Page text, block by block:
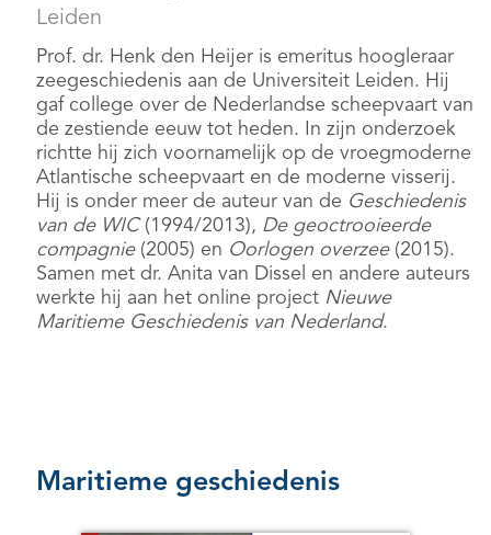
Leiden
Prof. dr. Henk den Heijer is emeritus hoogleraar
zeegeschiedenis aan de Universiteit Leiden. Hij
gaf college over de Nederlandse scheepvaart van
de zestiende eeuw tot heden. In zijn onderzoek
richtte hij zich voornamelijk op de vroegmoderne
Atlantische scheepvaart en de moderne visserij.
Hij is onder meer de auteur van de Geschiedenis
van de WIC(1994/2013), De geoctrooieerde
compagnie(2005) en Oorlogen overzee(2015).
Samen met dr. Anita van Dissel en andere auteurs
werkte hij aan het online project Nieuwe
Maritieme Geschiedenis van Nederland.
Maritieme geschiedenis